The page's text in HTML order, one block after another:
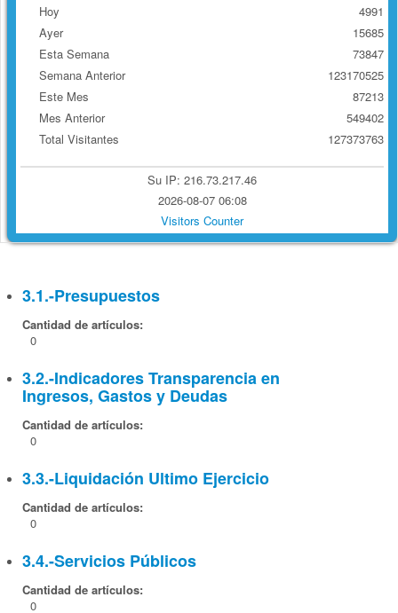
Hoy
Ayer
Esta Semana
Semana Anterior
Este Mes
Mes Anterior
Total Visitantes
4991
15685
73847
123170525
87213
549402
127373763
Su IP: 216.73.217.46
2026-08-07 06:08
Visitors Counter
3.1.-Presupuestos
Cantidad de artículos:
0
3.2.-Indicadores Transparencia en
Ingresos, Gastos y Deudas
Cantidad de artículos:
0
3.3.-Liquidación Ultimo Ejercicio
Cantidad de artículos:
0
3.4.-Servicios Públicos
Cantidad de artículos:
0